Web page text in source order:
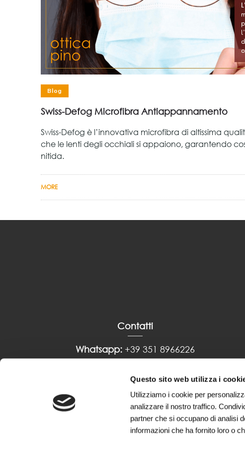
Questo sito web utilizza i
Utilizziamo i cookie per
analizzare il nostro traffico.
partner che si occupano di analisi
informazioni che ha fornito loro o
Blog
Swiss-Defog Microfibra Antiappannamento
Swiss-Defog è l’innovativa microfibra di altissima
che le lenti degli occhiali si appaiono, garantendo
nitida.
MORE
Contatti
Whatsapp: +39 351 8966226
info@otticapino.it